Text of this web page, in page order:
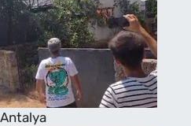
Antalya